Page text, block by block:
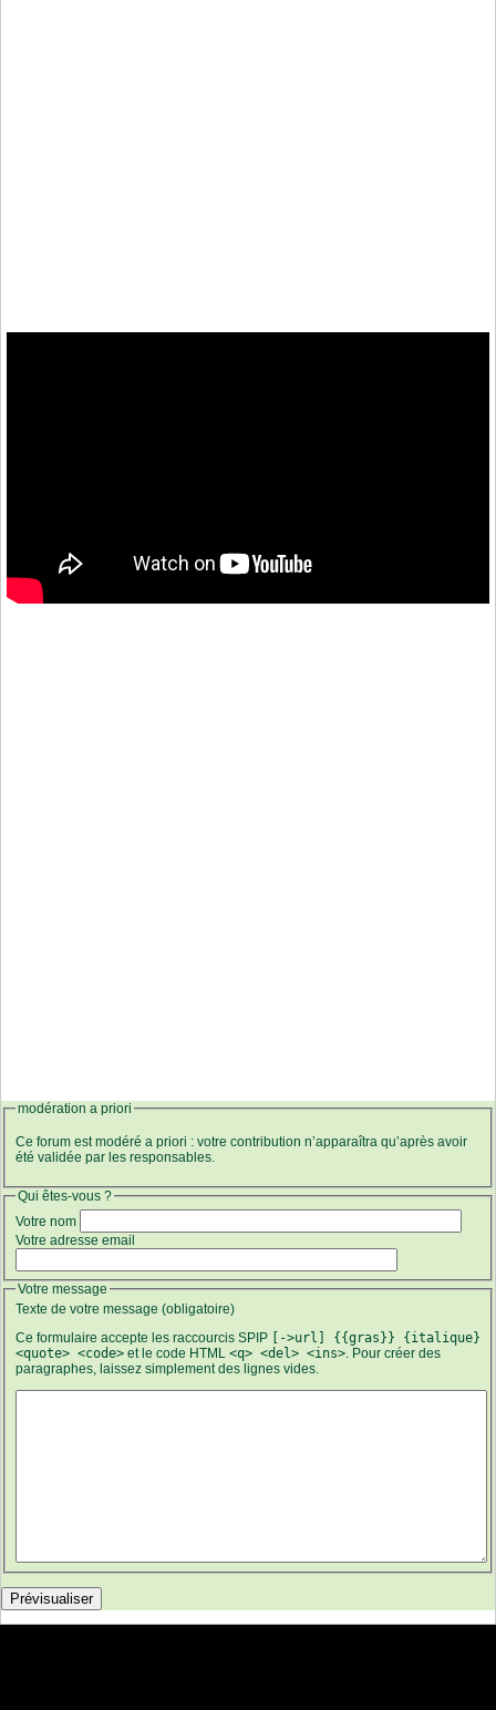
modération a priori
Ce forum est modéré a priori : votre contribution n’apparaîtra qu’après avoir
été validée par les responsables.
Qui êtes-vous ?
Votre nom
Votre adresse email
Votre message
Texte de votre message (obligatoire)
Ce formulaire accepte les raccourcis SPIP
[->url] {{gras}} {italique}
<quote> <code> et le code HTML <q> <del> <ins>. Pour créer des
paragraphes, laissez simplement des lignes vides.